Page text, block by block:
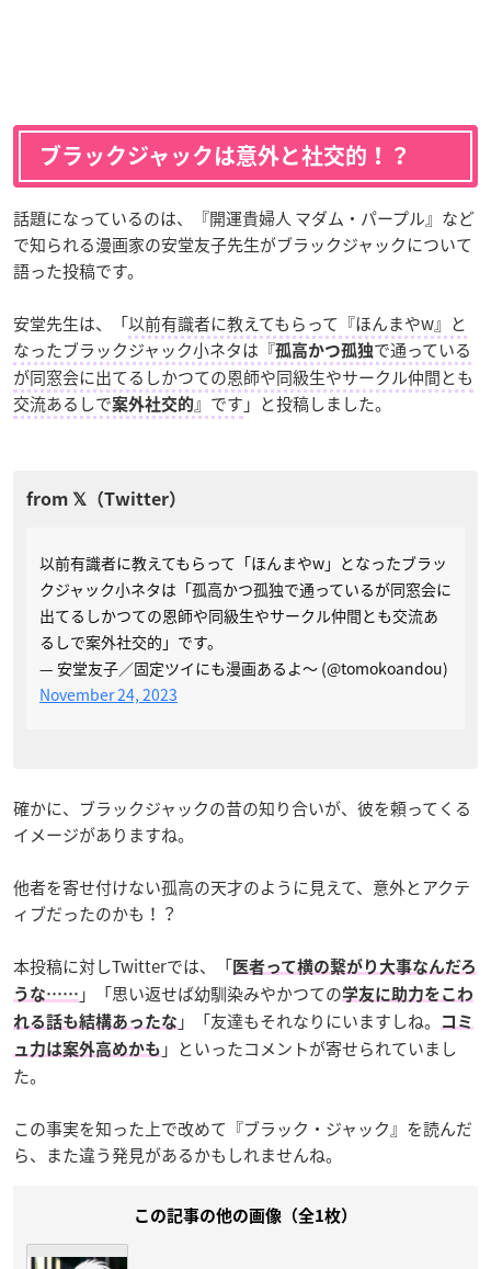
ブラックジャックは意外と社交的！？
話題になっているのは、『開運貴婦人 マダム・パープル』など
で知られる漫画家の安堂友子先生がブラックジャックについて
語った投稿です。
安堂先生は、「以前有識者に教えてもらって『ほんまやw』と
なったブラックジャック小ネタは『孤高かつ孤独で通っている
が同窓会に出てるしかつての恩師や同級生やサークル仲間とも
交流あるしで案外社交的』です 」と投稿しました。
以前有識者に教えてもらって「ほんまやw」となったブラッ
クジャック小ネタは「孤高かつ孤独で通っているが同窓会に
出てるしかつての恩師や同級生やサークル仲間とも交流あ
るしで案外社交的」です。
— 安堂友子／固定ツイにも漫画あるよ～ (@tomokoandou)
November 24, 2023
確かに、ブラックジャックの昔の知り合いが、彼を頼ってくる
イメージがありますね。
他者を寄せ付けない孤高の天才のように見えて、意外とアクテ
ィブだったのかも！？
本投稿に対しTwitterでは、「 医者って横の繋がり大事なんだろ
うな…… 」「思い返せば幼馴染みやかつての学友に助力をこわ
れる話も結構あったな 」「友達もそれなりにいますしね。
コミ
ュ力は案外高めかも 」といったコメントが寄せられていまし
た。
この事実を知った上で改めて『ブラック・ジャック』を読んだ
ら、また違う発見があるかもしれませんね。
この記事の他の画像（全1枚）